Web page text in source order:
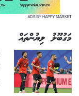
ADS BY HAPPY MARKET
މަގުބޫލު ލިޔުންތައް